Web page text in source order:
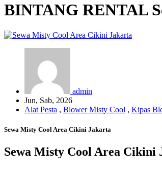
BINTANG RENTAL
admin
Jun, Sab, 2026
Alat Pesta , Blower Misty Cool , Kipas
Sewa Misty Cool Area Cikini Jakarta
Sewa Misty Cool Area Cikini